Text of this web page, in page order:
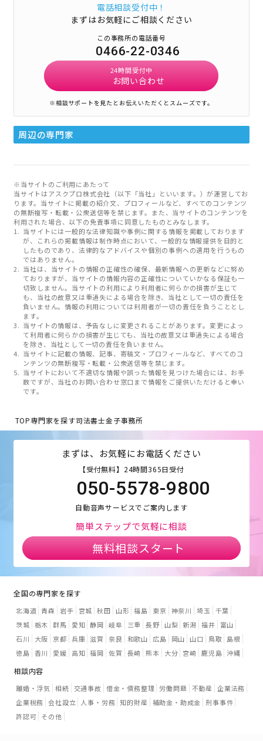
電話相談受付中！
まずはお気軽にご相談ください
この事務所の電話番号
0466-22-0346
24時間受付中
お問い合わせ
※相談サポートを見たとお伝えいただくとスムーズです。
周辺の専門家
※当サイトのご利用にあたって
当サイトはアスクプロ株式会社（以下「当社」といいます。）が運営してお
ります。当サイトに掲載の紹介文、プロフィールなど、すべてのコンテンツ
の無断複写・転載・公衆送信等を禁じます。また、当サイトのコンテンツを
利用された場合、以下の免責事項に同意したものとみなします。
当サイトには一般的な法律知識や事例に関する情報を掲載しております
が、これらの掲載情報は制作時点において、一般的な情報提供を目的と
したものであり、法律的なアドバイスや個別の事例への適用を行うもの
ではありません。
当社は、当サイトの情報の正確性の確保、最新情報への更新などに努め
ておりますが、当サイトの情報内容の正確性についていかなる保証も一
切致しません。当サイトの利用により利用者に何らかの損害が生じて
も、当社の故意又は重過失による場合を除き、当社として一切の責任を
負いません。情報の利用については利用者が一切の責任を負うこととし
ます。
当サイトの情報は、予告なしに変更されることがあります。変更によっ
て利用者に何らかの損害が生じても、当社の故意又は重過失による場合
を除き、当社として一切の責任を負いません。
当サイトに記載の情報、記事、寄稿文・プロフィールなど、すべてのコ
ンテンツの無断複写・転載・公衆送信等を禁じます。
当サイトにおいて不適切な情報や誤った情報を見つけた場合には、お手
数ですが、当社のお問い合わせ窓口まで情報をご提供いただけると幸い
です。
TOP専門家を探す司法書士金子事務所
まずは、お気軽にお電話ください
【受付無料】24時間365日受付
050-5578-9800
自動音声サービスでご案内します
簡単ステップで気軽に相談
無料相談スタート
全国の専門家を探す
北海道 青森 岩手 宮城 秋田 山形 福島 東京 神奈川 埼玉
千葉
茨城 栃木 群馬 愛知 静岡 岐阜 三重 長野 山梨 新潟 福井
富山
石川
大阪 京都 兵庫 滋賀 奈良 和歌山 広島 岡山 山口 鳥取
島根
徳島 香川 愛媛 高知 福岡 佐賀 長崎 熊本 大分 宮崎 鹿児島 沖縄
相談内容
離婚・浮気 相続 交通事故 借金・債務整理 労働問題 不動産 企業法務
企業税務 会社設立 人事・労務 知的財産 補助金・助成金 刑事事件
許認可 その他